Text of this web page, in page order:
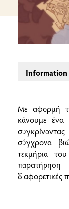
Information
Οκτώβριος
Ηλικίες: Δ΄-
Διάρκεια
:
Χώρος
περίπατος
Αυγούστου,
οδός
Με αφορμή
κάνουμε ένα
σύγχρονα
τεκμήρια
διαφορετικές